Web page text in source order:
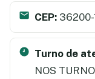
CEP: 36200-
Turno de
NOS